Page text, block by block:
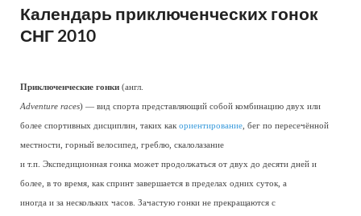
Календарь приключенческих гонок
СНГ 2010
Приключенческие гонки (англ.
Adventure races) — вид спорта представляющий собой комбинацию двух или
более спортивных дисциплин, таких как ориентирование , бег по пересечённой
местности, горный велосипед, греблю, скалолазание
и т.п. Экспедиционная гонка может продолжаться от двух до десяти дней и
более, в то время, как спринт завершается в пределах одних суток, а
иногда и за нескольких часов. Зачастую гонки не прекращаются с